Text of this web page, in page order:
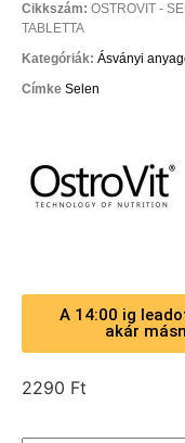
Cikkszám: OSTROVIT -
TABLETTA
Kategóriák: Ásványi
Címke Selen
A 14:00 ig
akár
2290 Ft